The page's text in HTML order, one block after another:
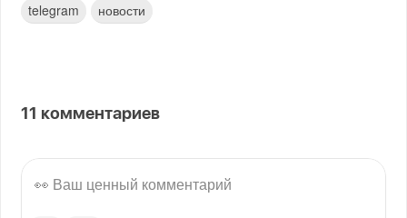
telegram новости
11 комментариев